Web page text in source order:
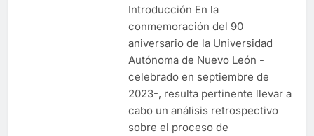
Introducción En la
conmemoración del 90
aniversario de la Universidad
Autónoma de Nuevo León -
celebrado en septiembre de
2023-, resulta pertinente llevar a
cabo un análisis retrospectivo
sobre el proceso de